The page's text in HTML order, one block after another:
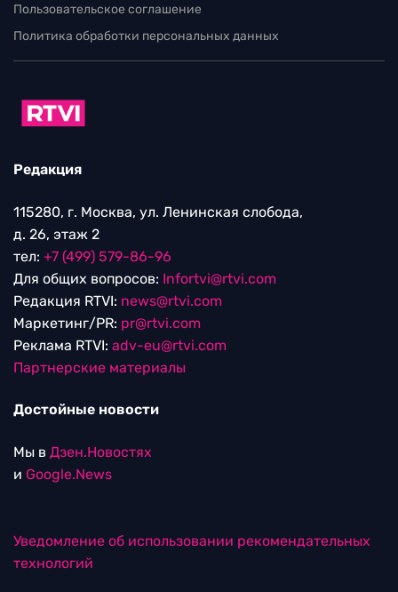
Пользовательское соглашение
Политика обработки персональных данных
Редакция
115280, г. Москва, ул. Ленинская слобода,
д. 26, этаж 2
тел: +7 (499) 579-86-96
Для общих вопросов: Infortvi@rtvi.com
Редакция RTVI: news@rtvi.com
Маркетинг/PR: pr@rtvi.com
Реклама RTVI: adv-eu@rtvi.com
Партнерские материалы
Достойные новости
Мы в Дзен.Новостях
и Google.News
Уведомление об использовании рекомендательных
технологий